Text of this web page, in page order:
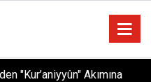
Trend: Düşük Kalorili